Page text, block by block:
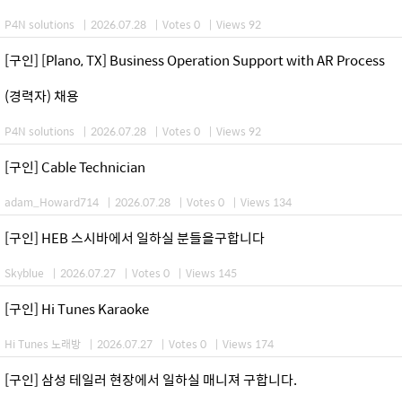
P4N solutions | 2026.07.28 | Votes 0 | Views 92
[구인] [Plano, TX] Business Operation Support with AR Process
(경력자) 채용
P4N solutions | 2026.07.28 | Votes 0 | Views 92
[구인] Cable Technician
adam_Howard714 | 2026.07.28 | Votes 0 | Views 134
[구인] HEB 스시바에서 일하실 분들을구합니다
Skyblue | 2026.07.27 | Votes 0 | Views 145
[구인] Hi Tunes Karaoke
Hi Tunes 노래방 | 2026.07.27 | Votes 0 | Views 174
[구인] 삼성 테일러 현장에서 일하실 매니져 구합니다.